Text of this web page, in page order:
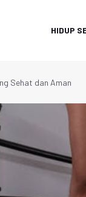
HIDUP
Sehat dan Aman